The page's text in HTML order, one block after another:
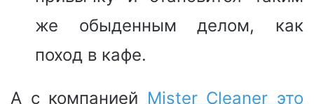
же обыденным делом, как
поход в кафе.
А с компанией Mister Cleaner это